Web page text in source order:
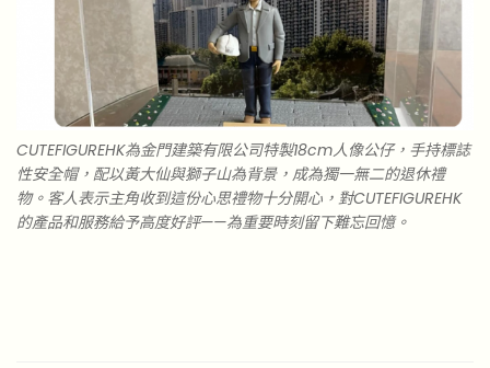
CUTEFIGUREHK為金門建築有限公司特製18cm人像公仔，手持標誌
性安全帽，配以黃大仙與獅子山為背景，成為獨一無二的退休禮
物。客人表示主角收到這份心思禮物十分開心，對CUTEFIGUREHK
的產品和服務給予高度好評——為重要時刻留下難忘回憶。